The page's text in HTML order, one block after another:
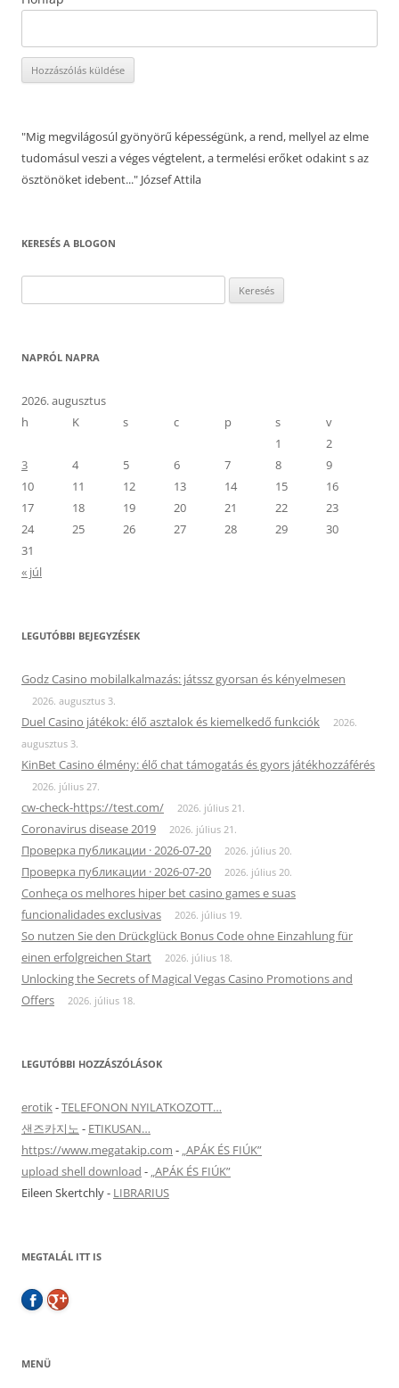
"Mig megvilágosúl gyönyörű képességünk, a rend, mellyel az elme
tudomásul veszi a véges végtelent, a termelési erőket odakint s az
ösztönöket idebent..." József Attila
KERESÉS A BLOGON
NAPRÓL NAPRA
2026. augusztus
h
K s c p s
v
1
2
3
4 5 6 7 8
9
10
11 12 13 14 15
16
17
18 19 20 21 22
23
24
25 26 27 28 29
30
31
« júl
LEGUTÓBBI BEJEGYZÉSEK
Godz Casino mobilalkalmazás: játssz gyorsan és kényelmesen
2026. augusztus 3.
Duel Casino játékok: élő asztalok és kiemelkedő funkciók
2026.
augusztus 3.
KinBet Casino élmény: élő chat támogatás és gyors játékhozzáférés
2026. július 27.
cw-check-https://test.com/ 2026. július 21.
Coronavirus disease 2019 2026. július 21.
Проверка публикации · 2026-07-20 2026. július 20.
Проверка публикации · 2026-07-20 2026. július 20.
Conheça os melhores hiper bet casino games e suas
funcionalidades exclusivas
2026. július 19.
So nutzen Sie den Drückglück Bonus Code ohne Einzahlung für
einen erfolgreichen Start
2026. július 18.
Unlocking the Secrets of Magical Vegas Casino Promotions and
Offers
2026. július 18.
LEGUTÓBBI HOZZÁSZÓLÁSOK
erotik-TELEFONON NYILATKOZOTT…
샌즈카지노 - ETIKUSAN…
https://www.megatakip.com - „APÁK ÉS FIÚK”
upload shell download - „APÁK ÉS FIÚK”
Eileen Skertchly- LIBRARIUS
MEGTALÁL ITT IS
MENÜ